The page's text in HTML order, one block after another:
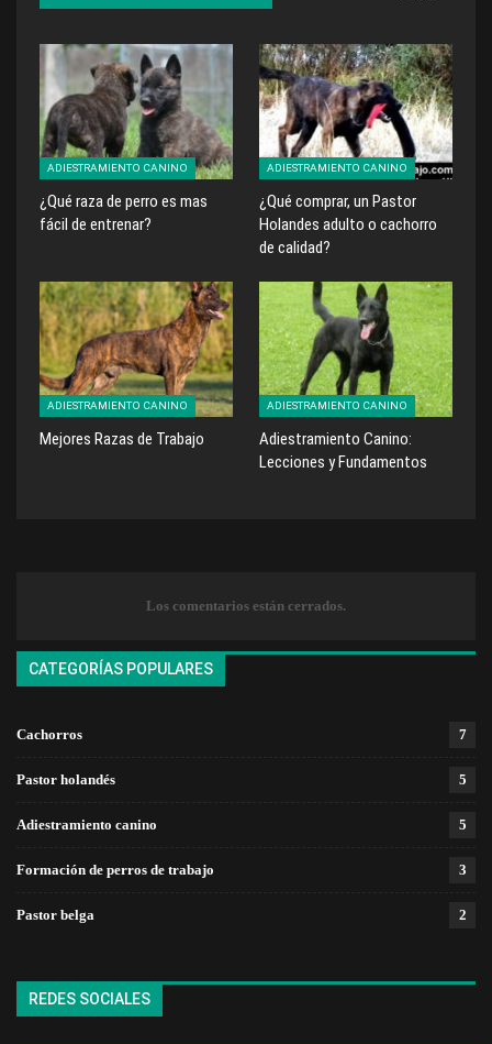
ADIESTRAMIENTO CANINO
¿Qué raza de perro es mas
fácil de entrenar?
ADIESTRAMIENTO CANINO
¿Qué comprar, un Pastor
Holandes adulto o cachorro
de calidad?
ADIESTRAMIENTO CANINO
Mejores Razas de Trabajo
ADIESTRAMIENTO CANINO
Adiestramiento Canino:
Lecciones y Fundamentos
Los comentarios están cerrados.
CATEGORÍAS POPULARES
Cachorros 7
Pastor holandés 5
Adiestramiento canino 5
Formación de perros de trabajo 3
Pastor belga 2
REDES SOCIALES